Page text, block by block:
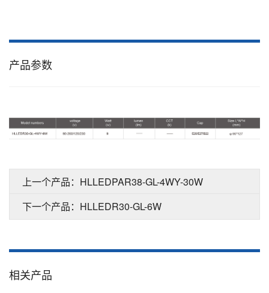
产品参数
上一个产品：HLLEDPAR38-GL-4WY-30W
下一个产品：HLLEDR30-GL-6W
相关产品